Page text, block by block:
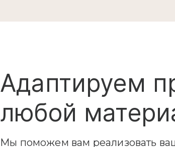
Адаптируем
любой
Мы поможем вам реализовать